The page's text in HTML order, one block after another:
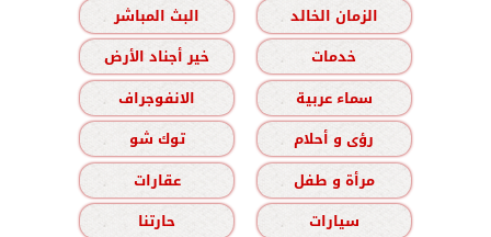
الزمان الخالد
البث المباشر
خدمات
خير أجناد الأرض
سماء عربية
الانفوجراف
رؤى و أحلام
توك شو
مرأة و طفل
عقارات
سيارات
حارتنا